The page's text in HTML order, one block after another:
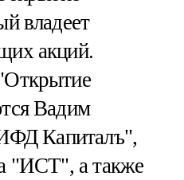
владеет
акций.
Вадим
Капиталъ",
"ИСТ", а также